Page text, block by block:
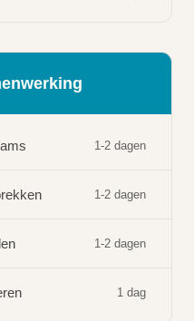
1-2 dagen
1-2 dagen
1-2 dagen
1 dag